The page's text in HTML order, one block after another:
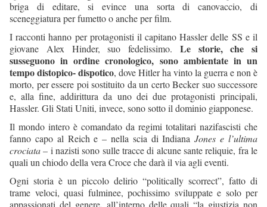
briga di editare, si evince una sorta di canovaccio, di
sceneggiatura per fumetto o anche per film.
I racconti hanno per protagonisti il capitano Hassler delle SS e il
giovane Alex Hinder, suo fedelissimo. Le storie, che si
susseguono in ordine cronologico, sono ambientate in un
tempo distopico- dispotico, dove Hitler ha vinto la guerra e non è
morto, per essere poi sostituito da un certo Becker suo successore
e, alla fine, addirittura da uno dei due protagonisti principali,
Hassler. Gli Stati Uniti, invece, sono sotto il dominio giapponese.
Il mondo intero è comandato da regimi totalitari nazifascisti che
fanno capo al Reich e – nella scia di IndianaJones e l’ultima
crociata– i nazisti sono sulle tracce di alcune sante reliquie, fra le
quali un chiodo della vera Croce che darà il via agli eventi.
Ogni storia è un piccolo delirio “politically scorrect”, fatto di
trame veloci, quasi fulminee, pochissimo sviluppate e solo per
appassionati del genere, all’interno delle quali “la giustizia non